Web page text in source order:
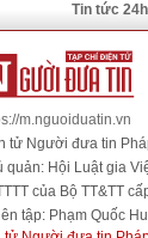
Tin tức 24h
m.nguoiduatin.vn
tử Người đưa tin
quản: Hội Luật gia
của Bộ TT&TT
tập: Phạm Quốc